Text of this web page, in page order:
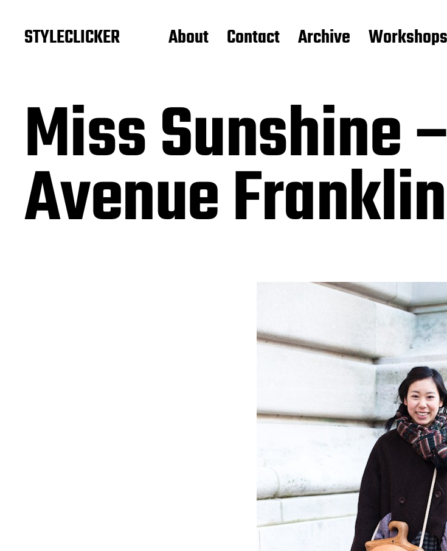
STYLECLICKER About Contact Archive Workshops
Miss Sunshine
Avenue